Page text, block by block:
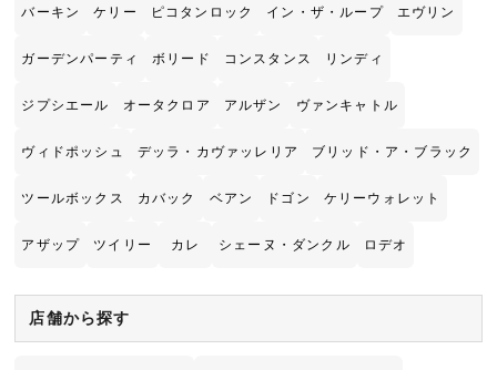
バーキン ケリー ピコタンロック イン・ザ・ループ エヴリン
ガーデンパーティ ボリード コンスタンス リンディ
ジプシエール オータクロア アルザン ヴァンキャトル
ヴィドポッシュ デッラ・カヴァッレリア ブリッド・ア・ブラック
ツールボックス カバック ベアン ドゴン ケリーウォレット
アザップ ツイリー カレ シェーヌ・ダンクル ロデオ
店舗から探す